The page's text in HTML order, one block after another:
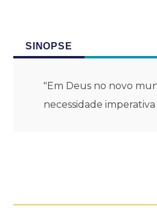
SINOPSE
"Em Deus no novo
necessidade